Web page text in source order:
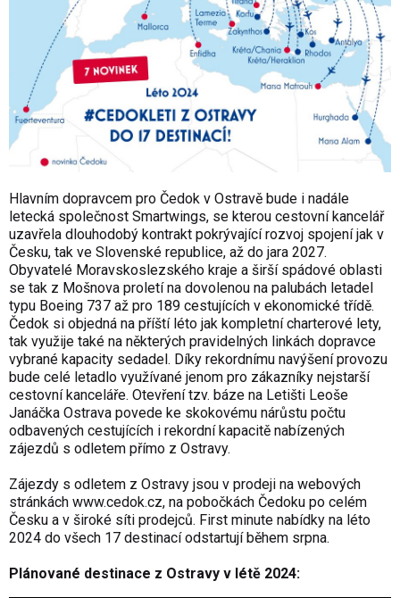
Hlavním dopravcem pro Čedok v Ostravě bude i nadále
letecká společnost Smartwings, se kterou cestovní kancelář
uzavřela dlouhodobý kontrakt pokrývající rozvoj spojení jak v
Česku, tak ve Slovenské republice, až do jara 2027.
Obyvatelé Moravskoslezského kraje a širší spádové oblasti
se tak z Mošnova proletí na dovolenou na palubách letadel
typu Boeing 737 až pro 189 cestujících v ekonomické třídě.
Čedok si objedná na příští léto jak kompletní charterové lety,
tak využije také na některých pravidelných linkách dopravce
vybrané kapacity sedadel. Díky rekordnímu navýšení provozu
bude celé letadlo využívané jenom pro zákazníky nejstarší
cestovní kanceláře. Otevření tzv. báze na Letišti Leoše
Janáčka Ostrava povede ke skokovému nárůstu počtu
odbavených cestujících i rekordní kapacitě nabízených
zájezdů s odletem přímo z Ostravy.
Zájezdy s odletem z Ostravy jsou v prodeji na webových
stránkách www.cedok.cz, na pobočkách Čedoku po celém
Česku a v široké síti prodejců. First minute nabídky na léto
2024 do všech 17 destinací odstartují během srpna.
Plánované destinace z Ostravy v létě 2024: